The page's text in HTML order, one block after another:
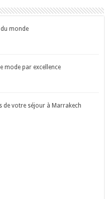
du monde
mode par excellence
de votre séjour à Marrakech